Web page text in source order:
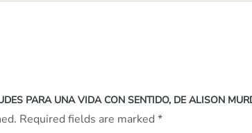
PARA UNA VIDA CON SENTIDO, DE ALISON
Required fields are marked *